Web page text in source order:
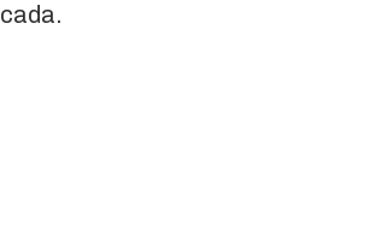
cada.